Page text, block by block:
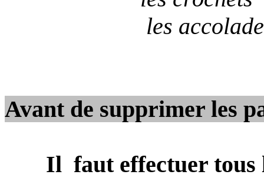
les
Avant de supprimer les
Il faut effectuer tous